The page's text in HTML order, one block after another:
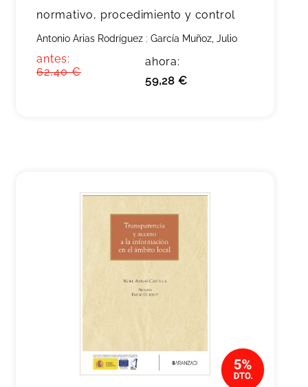
normativo, procedimiento y control
Antonio Arias Rodríguez ; García Muñoz, Julio
antes:
62,40 €
ahora:
59,28 €